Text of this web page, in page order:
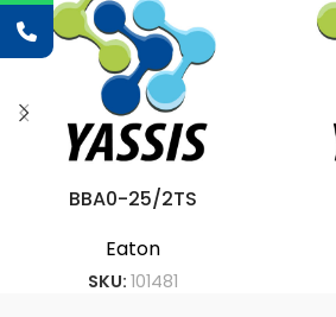
BBA0-25/2TS
Eaton
SKU: 101481